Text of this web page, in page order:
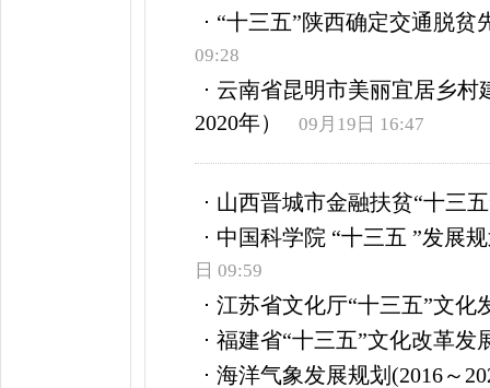
“十三五”陕西确定交通脱贫
09:28
云南省昆明市美丽宜居乡
2020年）
09月19日 16:47
山西晋城市金融扶贫“十三
中国科学院 “十三五 ”发展
日 09:59
江苏省文化厅“十三五”文化
福建省“十三五”文化改革发
海洋气象发展规划(2016～